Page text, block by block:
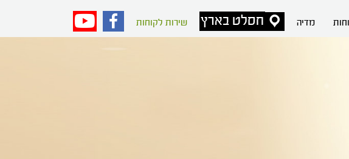
מדיה חסלט בארץ שירות לקוחות פייסבוק